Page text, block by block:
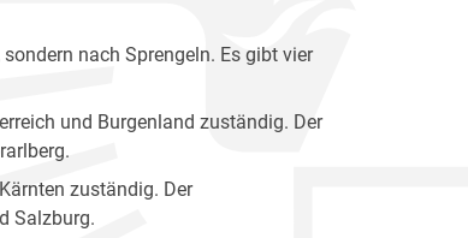
nach Sprengeln. Es gibt vier
und Burgenland zuständig. Der
zuständig. Der
Salzburg.